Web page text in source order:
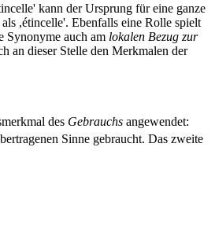
kann der Ursprung für eine ganze
,étincelle'. Ebenfalls eine Rolle spielt
Synonyme auch am lokalen Bezug zur
an dieser Stelle den Merkmalen der
des Gebrauchs angewendet:
Sinne gebraucht. Das zweite